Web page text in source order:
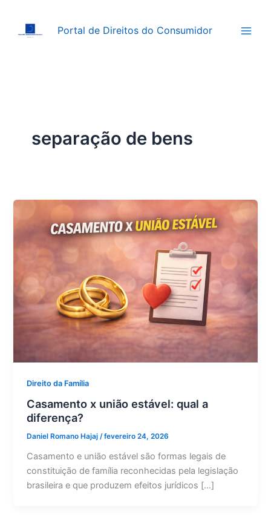
Portal de Direitos do Consumidor
separação de bens
Direito da Família
Casamento x união estável: qual a
diferença?
Daniel Romano Hajaj/fevereiro 24, 2026
Casamento e união estável são formas legais de
constituição de família reconhecidas pela legislação
brasileira e que produzem efeitos jurídicos […]